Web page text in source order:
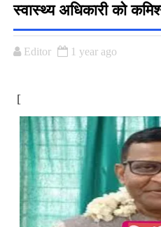
स्वास्थ्य अधिकारी को
Editor 1 year ago
[